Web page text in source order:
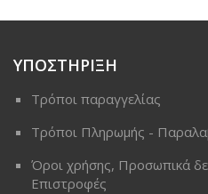
ΥΠΟΣΤΗΡΙΞΗ
Τρόποι παραγγελίας
Τρόποι Πληρωμής -
Όροι χρήσης, Προσωπικά
Επιστροφές